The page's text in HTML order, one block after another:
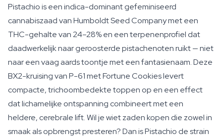
Pistachio is een indica-dominant gefeminiseerd
cannabiszaad van Humboldt Seed Company met een
THC-gehalte van 24–28% en een terpenenprofiel dat
daadwerkelijk naar geroosterde pistachenoten ruikt — niet
naar een vaag aards toontje met een fantasienaam. Deze
BX2-kruising van P-61 met Fortune Cookies levert
compacte, trichoombedekte toppen op en een effect
dat lichamelijke ontspanning combineert met een
heldere, cerebrale lift. Wil je wiet zaden kopen die zowel in
smaak als opbrengst presteren? Dan is Pistachio de strain